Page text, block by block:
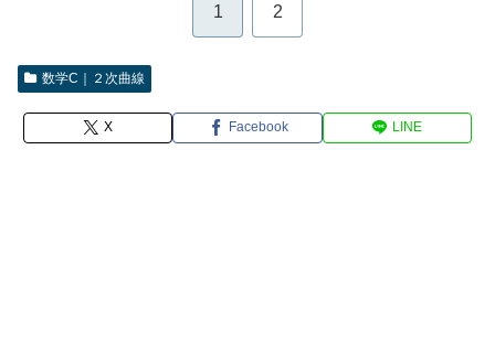
1 2
数学C｜２次曲線
X Facebook LINE